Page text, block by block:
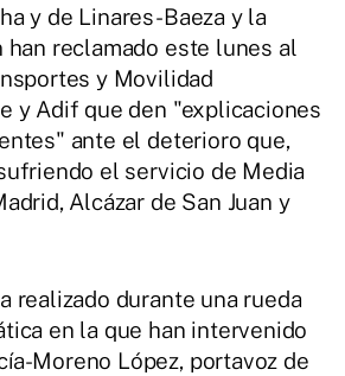
y de Linares-Baeza y la
han reclamado este lunes al
y Movilidad
y Adif que den "explicaciones
ante el deterioro que,
el servicio de Media
Alcázar de San Juan y
realizado durante una rueda
en la que han intervenido
Moreno López, portavoz de